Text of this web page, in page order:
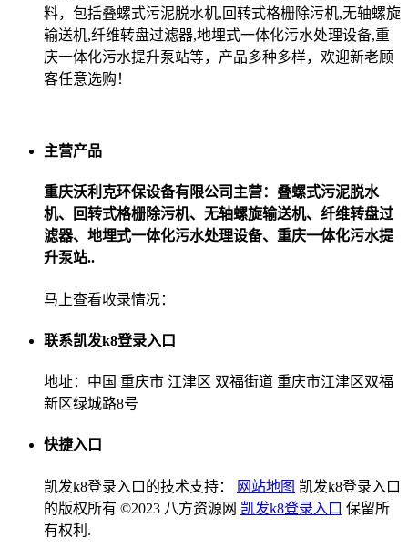
料，包括叠螺式污泥脱水机,回转式格栅除污机,无轴螺旋
输送机,纤维转盘过滤器,地埋式一体化污水处理设备,重
庆一体化污水提升泵站等，产品多种多样，欢迎新老顾
客任意选购！
主营产品
重庆沃利克环保设备有限公司主营：叠螺式污泥脱水
机、回转式格栅除污机、无轴螺旋输送机、纤维转盘过
滤器、地埋式一体化污水处理设备、重庆一体化污水提
升泵站..
马上查看收录情况：
联系凯发k8登录入口
地址：中国 重庆市 江津区 双福街道 重庆市江津区双福
新区绿城路8号
快捷入口
凯发k8登录入口的技术支持： 网站地图 凯发k8登录入口
的版权所有 ©2023 八方资源网 凯发k8登录入口 保留所
有权利.